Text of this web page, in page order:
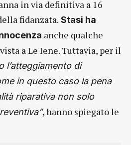
in via definitiva a 16
fidanzata. Stasi ha
anche qualche
a Le Iene. Tuttavia, per il
l’atteggiamento di
in questo caso la pena
riparativa non solo
, hanno spiegato le